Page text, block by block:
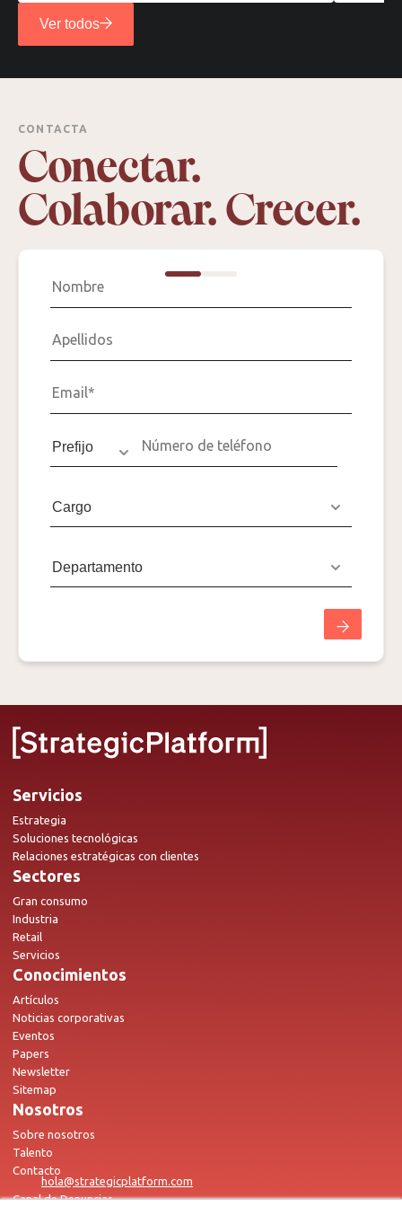
Ver todos
CONTACTA
Conectar.
Colaborar. Crecer.
Servicios
Estrategia
Soluciones tecnológicas
Relaciones estratégicas con clientes
Sectores
Gran consumo
Industria
Retail
Servicios
Conocimientos
Artículos
Noticias corporativas
Eventos
Papers
Newsletter
Sitemap
Nosotros
Sobre nosotros
Talento
Contacto
hola@strategicplatform.com
Canal de Denuncias